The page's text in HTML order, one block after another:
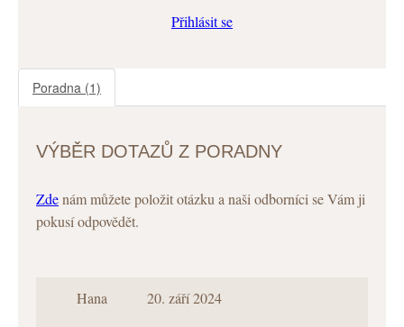
Přihlásit se
Poradna (1)
VÝBĚR DOTAZŮ Z PORADNY
Zdenám můžete položit otázku a naši odborníci se Vám ji
pokusí odpovědět.
Hana 20. září 2024